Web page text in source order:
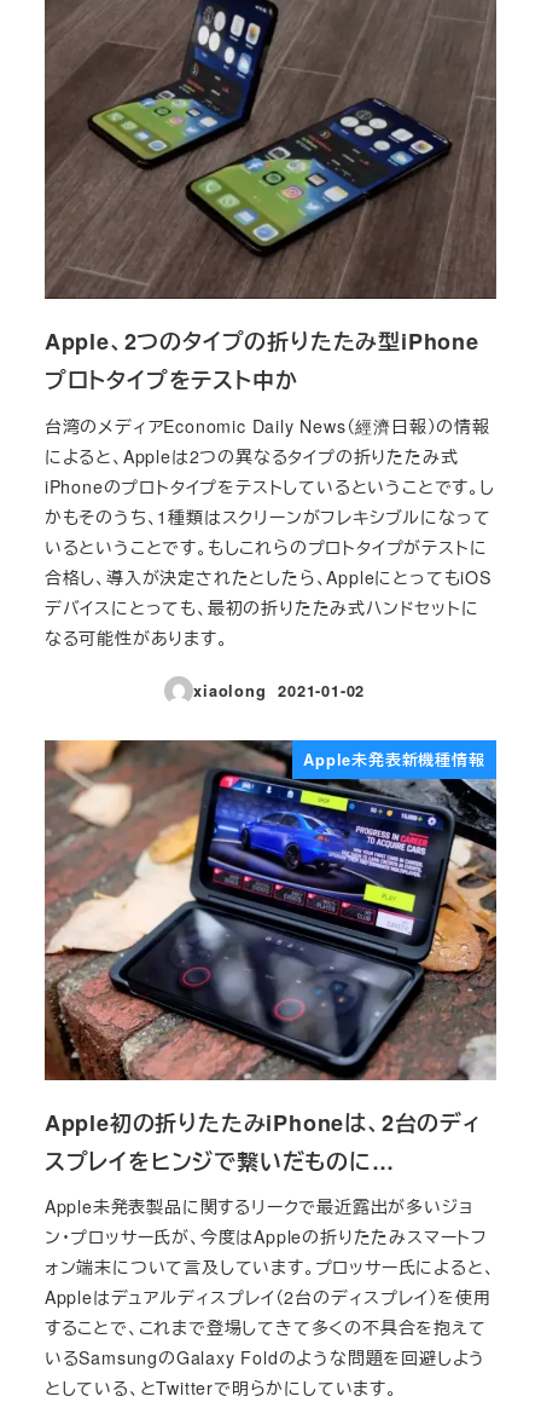
Apple、2つのタイプの折りたたみ型iPhone
プロトタイプをテスト中か
台湾のメディアEconomic Daily News（經濟日報）の情報
によると、Appleは2つの異なるタイプの折りたたみ式
iPhoneのプロトタイプをテストしているということです。し
かもそのうち、1種類はスクリーンがフレキシブルになって
いるということです。もしこれらのプロトタイプがテストに
合格し、導入が決定されたとしたら、AppleにとってもiOS
デバイスにとっても、最初の折りたたみ式ハンドセットに
なる可能性があります。
xiaolong
投稿日
2021-01-02
Apple未発表新機種情報
Apple初の折りたたみiPhoneは、2台のディ
スプレイをヒンジで繋いだものに…
Apple未発表製品に関するリークで最近露出が多いジョ
ン・プロッサー氏が、今度はAppleの折りたたみスマートフ
ォン端末について言及しています。プロッサー氏によると、
Appleはデュアルディスプレイ（2台のディスプレイ）を使用
することで、これまで登場してきて多くの不具合を抱えて
いるSamsungのGalaxy Foldのような問題を回避しよう
としている、とTwitterで明らかにしています。